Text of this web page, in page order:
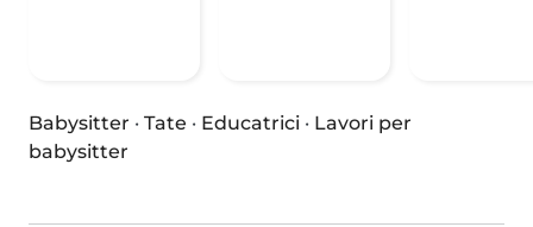
Babysitter · Tate · Educatrici · Lavori per
babysitter